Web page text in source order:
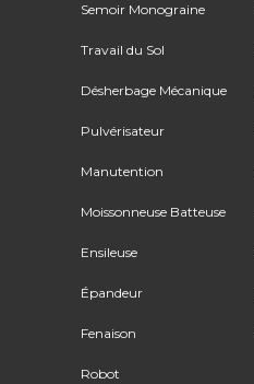
Semoir Monograine
Travail du Sol
Désherbage Mécanique
Pulvérisateur
Manutention
Moissonneuse Batteuse
Ensileuse
Épandeur
Fenaison
Robot